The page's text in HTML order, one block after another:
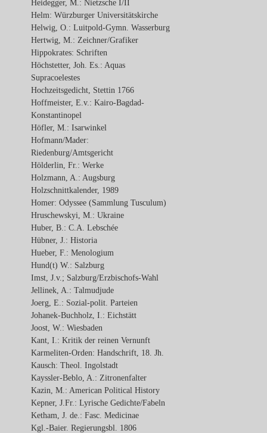
Heidegger, M.: Nietzsche I/II
Helm: Würzburger Universitätskirche
Helwig, O.: Luitpold-Gymn. Wasserburg
Hertwig, M.: Zeichner/Grafiker
Hippokrates: Schriften
Höchstetter, Joh. Es.: Aquas
Supracoelestes
Hochzeitsgedicht, Stettin 1766
Hoffmeister, E.v.: Kairo-Bagdad-
Konstantinopel
Höfler, M.: Isarwinkel
Hofmann/Mader:
Riedenburg/Amtsgericht
Hölderlin, Fr.: Werke
Holzmann, A.: Augsburg
Holzschnittkalender, 1989
Homer: Odyssee (Sammlung Tusculum)
Hruschewskyi, M.: Ukraine
Huber, B.: C.A. Lebschée
Hübner, J.: Historia
Hueber, F.: Menologium
Hund(t) W.: Salzburg
Imst, J.v.; Salzburg/Erzbischofs-Wahl
Jellinek, A.: Talmudjude
Joerg, E.: Sozial-polit. Parteien
Johanek-Buchholz, I.: Eichstätt
Joost, W.: Wiesbaden
Kant, I.: Kritik der reinen Vernunft
Karmeliten-Orden: Handschrift, 18. Jh.
Kausch: Theol. Ingolstadt
Kayssler-Beblo, A.: Zitronenfalter
Kazin, M.: American Political History
Kepner, J.Fr.: Lyrische Gedichte/Fabeln
Ketham, J. de.: Fasc. Medicinae
Kgl.-Baier. Regierungsbl. 1806